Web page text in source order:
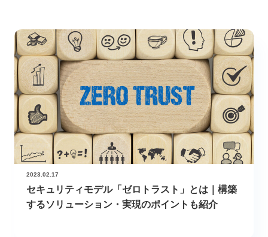
2023.02.17
セキュリティモデル「ゼロトラスト」とは｜構築
するソリューション・実現のポイントも紹介